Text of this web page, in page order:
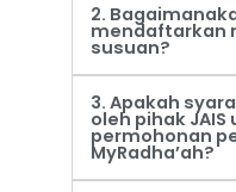
2.
mendaftarkan
susuan?
3. Apakah
oleh pihak
permohonan
MyRadha’ah?